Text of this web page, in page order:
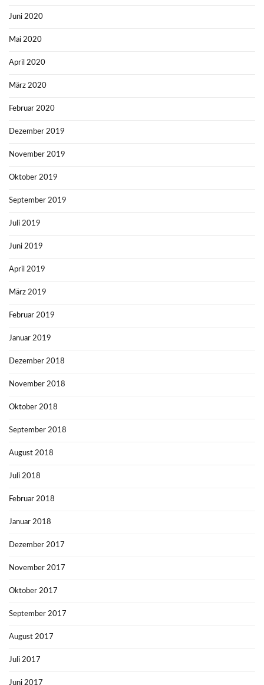
Juni 2020
Mai 2020
April 2020
März 2020
Februar 2020
Dezember 2019
November 2019
Oktober 2019
September 2019
Juli 2019
Juni 2019
April 2019
März 2019
Februar 2019
Januar 2019
Dezember 2018
November 2018
Oktober 2018
September 2018
August 2018
Juli 2018
Februar 2018
Januar 2018
Dezember 2017
November 2017
Oktober 2017
September 2017
August 2017
Juli 2017
Juni 2017